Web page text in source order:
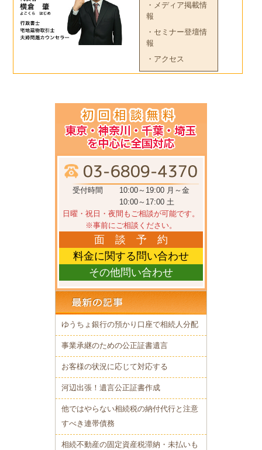
・メディア掲載情
報
・セミナー登壇情
報
・アクセス
受付時間
10:00～19:00 月～金
10:00～17:00 土
日曜・祝日・夜間もご相談が可能です。
※事前にご相談ください。
面 談 予 約
料金に関する問い合わせ
その他問い合わせ
ゆうちょ銀行の預かり口座で相続人分配
事業承継のための公正証書遺言
お客様の状況に応じて対応する
河辺出張！遺言公正証書作成
他ではやらない相続税の納付代行と注意
すべき連帯債務
相続不動産の固定資産税滞納・未払いも